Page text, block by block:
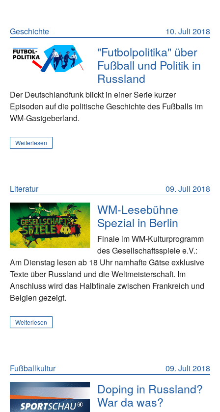
10. Juli 2018
Geschichte
"Futbolpolitika" über
Fußball und Politik in
Russland
Der Deutschlandfunk blickt in einer Serie kurzer
Episoden auf die politische Geschichte des Fußballs im
WM-Gastgeberland.
Weiterlesen
09. Juli 2018
Literatur
WM-Lesebühne
Spezial in Berlin
Finale im WM-Kulturprogramm
des Gesellschaftsspiele e.V.:
Am Dienstag lesen ab 18 Uhr namhafte Gätse exklusive
Texte über Russland und die Weltmeisterschaft. Im
Anschluss wird das Halbfinale zwischen Frankreich und
Belgien gezeigt.
Weiterlesen
09. Juli 2018
Fußballkultur
Doping in Russland?
War da was?